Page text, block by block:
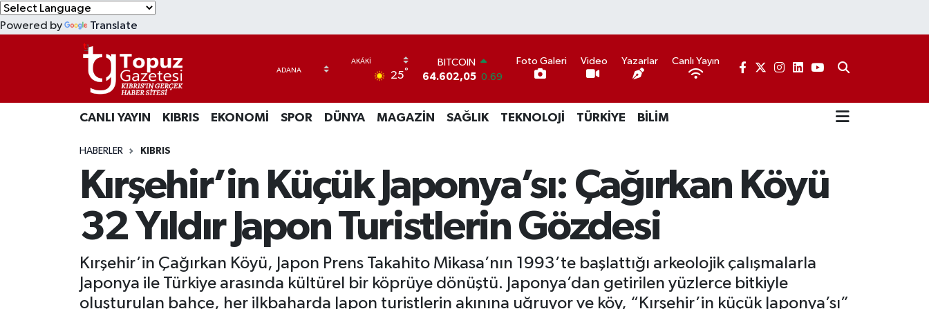
Powered by Translate
25°
BITCOIN
64.602,05 0.69
47,5986 0.06
EURO
GRAM ALTIN
6513.94
0.32
13.768 48
Foto Galeri Video Yazarlar Canlı Yayın
CANLI YAYIN KIBRIS EKONOMİ SPOR DÜNYA MAGAZİN SAĞLIK TEKNOLOJİ TÜRKİYE BİLİM
HABERLER KIBRIS
Kırşehir’in Küçük Japonya’sı: Çağırkan Köyü
32 Yıldır Japon Turistlerin Gözdesi
Kırşehir’in Çağırkan Köyü, Japon Prens Takahito Mikasa’nın 1993’te başlattığı arkeolojik çalışmalarla
Japonya ile Türkiye arasında kültürel bir köprüye dönüştü. Japonya’dan getirilen yüzlerce bitkiyle
oluşturulan bahçe, her ilkbaharda Japon turistlerin akınına uğruyor ve köy, “Kırşehir’in küçük Japonya’sı”
EKONOMİ
MAGAZİN
TEKNOLOJİ
TÜRKİYE
Lefkoşa Nöbetçi Eczaneler
Lefkoşa Hava Durumu
Lefkoşa Trafik Yoğunluk Haritası
Süper Lig Puan Durumu ve Fikstür
Tüm Manşetler
Son Dakika Haberleri
Haber Arşivi